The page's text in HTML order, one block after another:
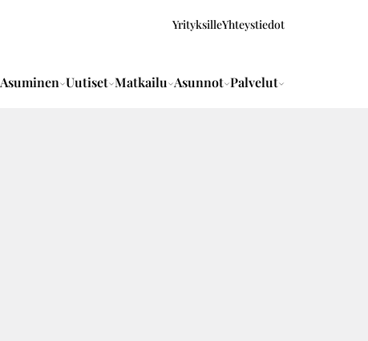
YrityksilleYhteystiedot
Asuminen Uutiset Matkailu Asunnot Palvelut